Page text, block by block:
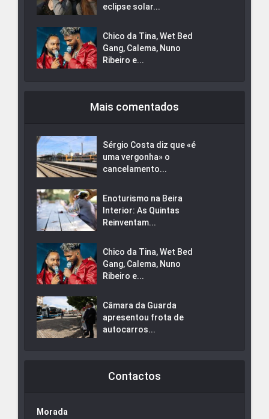
eclipse solar...
Chico da Tina, Wet Bed
Gang, Calema, Nuno
Ribeiro e...
Mais comentados
Sérgio Costa diz que «é
uma vergonha» o
cancelamento...
Enoturismo na Beira
Interior: As Quintas
Reinventam...
Chico da Tina, Wet Bed
Gang, Calema, Nuno
Ribeiro e...
Câmara da Guarda
apresentou frota de
autocarros...
Contactos
Morada